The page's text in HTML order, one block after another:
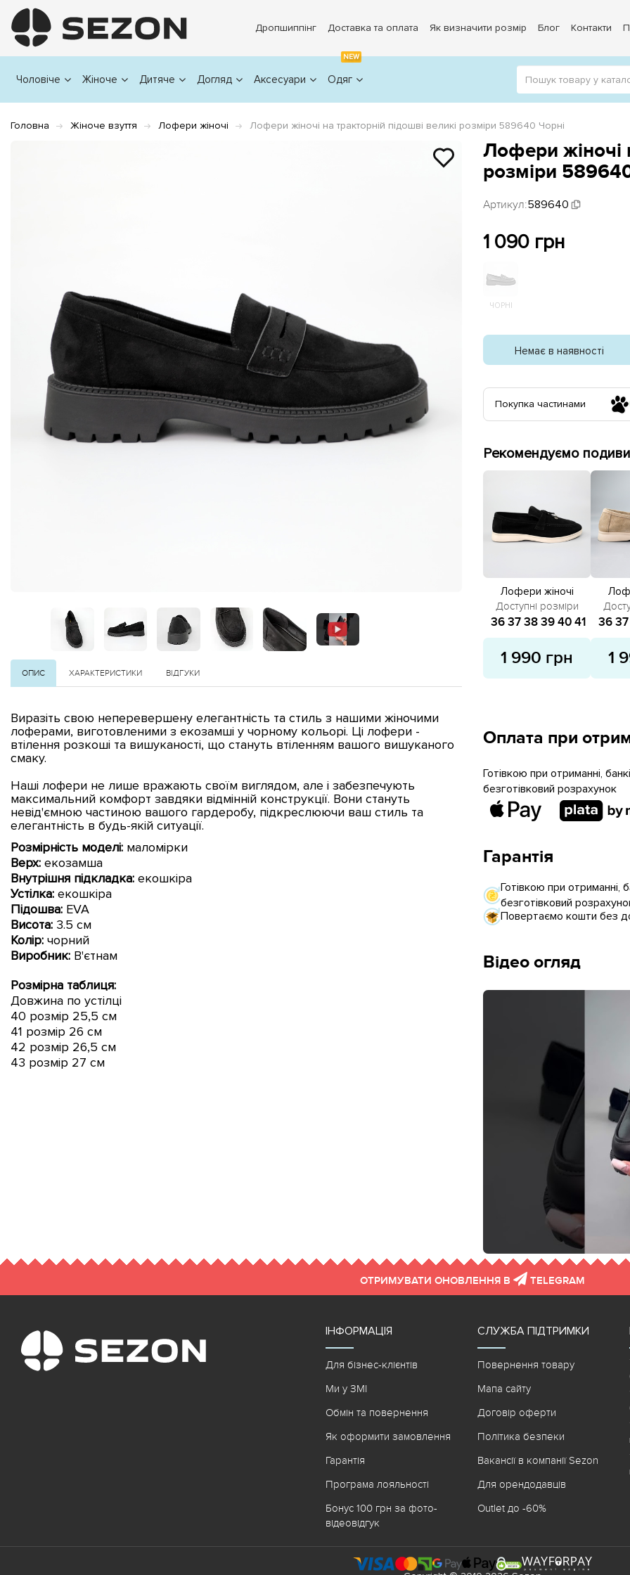
Дропшиппінг Доставка та оплата Як визначити розмір Блог Контакти
Чоловіче Жіноче Дитяче Догляд Аксесуари
NEW
Одяг
Головна Жіноче взуття Лофери жіночі Лофери жіночі на тракторній підошві великі розміри 589640 Чорні
Лофери жіночі
розміри
Артикул:589640
1 090 грн
ЧОРНІ
Немає в наявності
Покупка частинами
Рекомендуємо
Лофери жіночі
замшеві 585379
Чорні
Доступні розміри
363738394041
1 990 грн
3637
1
Оплата при
Готівкою при отриманні,
безготівковий розрахунок
Гарантія
Готівкою при отриманні,
безготівковий
Повертаємо кошти без
Відео огляд
ОПИС ХАРАКТЕРИСТИКИ ВІДГУКИ
Виразіть свою неперевершену елегантність та стиль з нашими жіночими
лоферами, виготовленими з екозамші у чорному кольорі. Ці лофери -
втілення розкоші та вишуканості, що стануть втіленням вашого вишуканого
смаку.
Наші лофери не лише вражають своїм виглядом, але і забезпечують
максимальний комфорт завдяки відмінній конструкції. Вони стануть
невід'ємною частиною вашого гардеробу, підкреслюючи ваш стиль та
елегантність в будь-якій ситуації.
Розмірність моделі: маломірки
Верх: екозамша
Внутрішня підкладка: екошкіра
Устілка: екошкіра
Підошва: EVA
Висота: 3.5 см
Колір: чорний
Виробник: В'єтнам
Розмірна таблиця:
Довжина по устілці
40 розмір 25,5 см
41 розмір 26 см
42 розмір 26,5 см
43 розмір 27 см
ОТРИМУВАТИ ОНОВЛЕННЯ В TELEGRAM
ІНФОРМАЦІЯ
Для бізнес-клієнтів
Ми у ЗМІ
Обмін та повернення
Як оформити замовлення
Гарантія
Програма лояльності
Бонус 100 грн за фото-
відеовідгук
СЛУЖБА ПІДТРИМКИ
Повернення товару
Мапа сайту
Договір оферти
Політика безпеки
Вакансії в компанії Sezon
Для орендодавців
Outlet до -60%